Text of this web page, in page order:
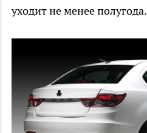
уходит не менее полугода.